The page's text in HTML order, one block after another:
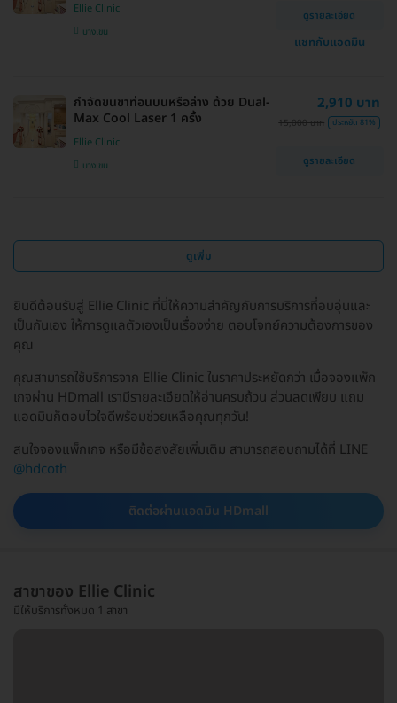
ยินดีต้อนรับสู่ Ellie Clinic ที่นี่ให้ความสำคัญกับการบริการที่อบอุ่นและ
เป็นกันเอง ให้การดูแลตัวเองเป็นเรื่องง่าย ตอบโจทย์ความต้องการของ
คุณ
คุณสามารถใช้บริการจาก Ellie Clinic ในราคาประหยัดกว่า เมื่อจองแพ็ก
เกจผ่าน HDmall เรามีรายละเอียดให้อ่านครบถ้วน ส่วนลดเพียบ แถม
แอดมินก็ตอบไวใจดีพร้อมช่วยเหลือคุณทุกวัน!
สนใจจองแพ็กเกจ หรือมีข้อสงสัยเพิ่มเติม สามารถสอบถามได้ที่ LINE
@hdcoth
ติดต่อผ่านแอดมิน HDmall
สาขาของ Ellie Clinic
มีให้บริการทั้งหมด 1 สาขา
Ellie Clinic
บางเขน
ดูรายละเอียด
แชทกับแอดมิน
กำจัดขนขาท่อนบนหรือล่าง ด้วย Dual-
Max Cool Laser 1 ครั้ง
Ellie Clinic
บางเขน
2,910 บาท
15,000 บาท ประหยัด 81%
ดูรายละเอียด
ดูเพิ่ม